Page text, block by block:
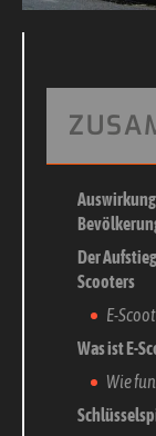
Der
Scooters
E-
Was ist E-
Wie